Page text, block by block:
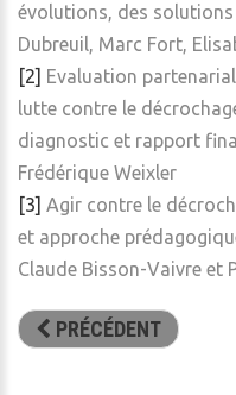
évolutions, des solutions
Dubreuil, Marc Fort,
[2] Evaluation
lutte contre le
diagnostic et rapport
Frédérique Weixler
[3] Agir contre le
et approche
Claude Bisson-Vaivre et
PRÉCÉDENT